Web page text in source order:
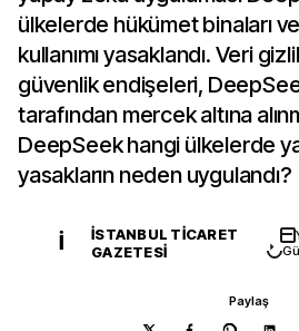
ülkelerde hükümet binaları
kullanımı yasaklandı. Veri
güvenlik endişeleri,
tarafından mercek altına
DeepSeek hangi ülkelerde
yasakların neden uygulandı?
İ
İSTANBUL TICARET
GAZETESI
Paylaş